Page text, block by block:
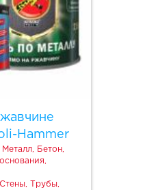
Hammer
Бетон,
Стены, Трубы,